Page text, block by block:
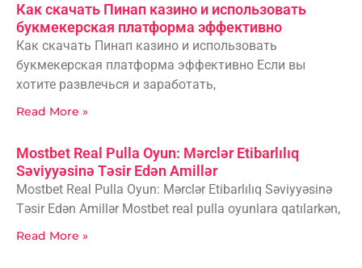
Как скачать Пинап казино и использовать
букмекерская платформа эффективно
Как скачать Пинап казино и использовать
букмекерская платформа эффективно Если вы
хотите развлечься и заработать,
Read More »
Mostbet Real Pulla Oyun: Mərclər Etibarlılıq
Səviyyəsinə Təsir Edən Amillər
Mostbet Real Pulla Oyun: Mərclər Etibarlılıq Səviyyəsinə
Təsir Edən Amillər Mostbet real pulla oyunlara qatılarkən,
Read More »